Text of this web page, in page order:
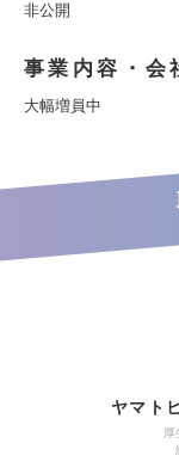
非公開
事業内容・会
大幅増員中
ヤマト